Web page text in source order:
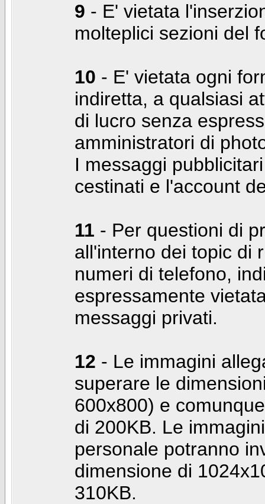
9 - E' vietata
molteplici sezioni del
10 - E' vietata ogni
indiretta, a qualsiasi
di lucro senza
amministratori di
I messaggi
cestinati e l'account
11 - Per questioni di
all'interno dei topic di
numeri di telefono,
espressamente
messaggi privati.
12 - Le immagini
superare le
600x800) e
di 200KB. Le
personale potranno
dimensione di
310KB.